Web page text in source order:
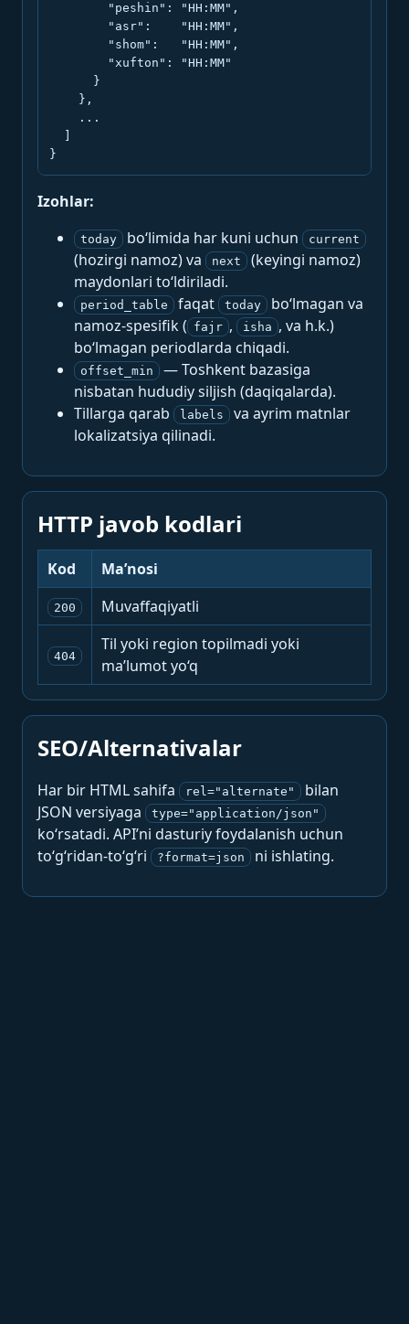
        "peshin": "HH:MM",
        "asr":    "HH:MM",
        "shom":   "HH:MM",
        "xufton": "HH:MM"
      }
    },
    ...
}
Izohlar:
today bo‘limida har kuni uchun current
(hozirgi namoz) va next
(keyingi namoz)
maydonlari to‘ldiriladi.
period_table faqat today
bo‘lmagan va
namoz-spesifik ( fajr , isha , va h.k.)
bo‘lmagan periodlarda chiqadi.
offset_min
— Toshkent bazasiga
nisbatan hududiy siljish (daqiqalarda).
Tillarga qarab
labels
va ayrim matnlar
lokalizatsiya qilinadi.
HTTP javob kodlari
Kod Ma’nosi
200 Muvaffaqiyatli
404
Til yoki region topilmadi yoki
ma’lumot yo‘q
SEO/Alternativalar
Har bir HTML sahifa rel="alternate"
bilan
JSON versiyaga
type="application/json"
ko‘rsatadi. API’ni dasturiy foydalanish uchun
to‘g‘ridan-to‘g‘ri
?format=json ni ishlating.